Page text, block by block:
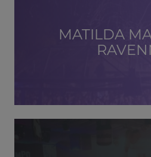
MATILDA